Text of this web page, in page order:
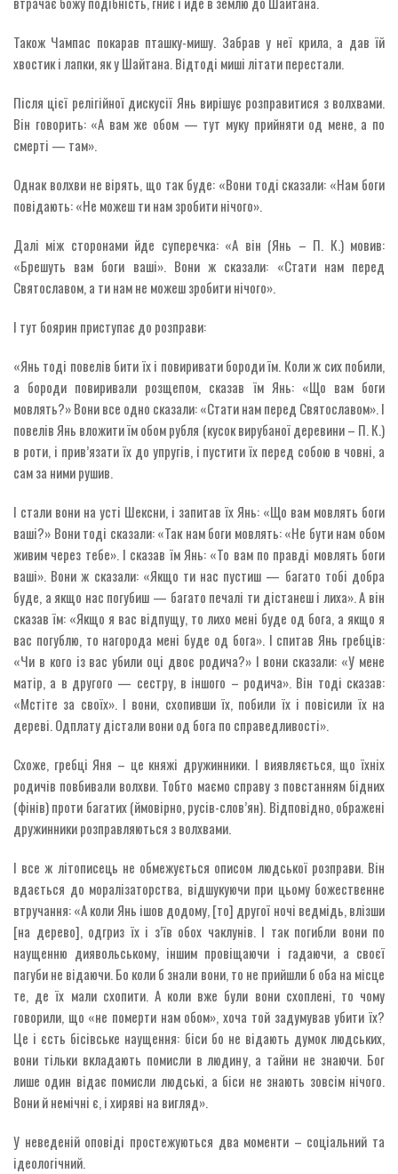
Також Чампас покарав пташку-мишу. Забрав у неї крила, а дав їй
хвостик і лапки, як у Шайтана. Відтоді миші літати перестали.
Після цієї релігійної дискусії Янь вирішує розправитися з волхвами.
Він говорить: «А вам же обом — тут муку прийняти од мене, а по
смерті — там».
Однак волхви не вірять, що так буде: «Вони тоді сказали: «Нам боги
повідають: «Не можеш ти нам зробити нічого».
Далі між сторонами йде суперечка: «А він (Янь – П. К.) мовив:
«Брешуть вам боги ваші». Вони ж сказали: «Стати нам перед
Святославом, а ти нам не можеш зробити нічого».
І тут боярин приступає до розправи:
«Янь тоді повелів бити їх і повиривати бороди їм. Коли ж сих побили,
а бороди повиривали розщепом, сказав їм Янь: «Що вам боги
мовлять?» Вони все одно сказали: «Стати нам перед Святославом». І
повелів Янь вложити їм обом рубля (кусок вирубаної деревини – П. К.)
в роти, і прив’язати їх до упругів, і пустити їх перед собою в човні, а
сам за ними рушив.
І стали вони на усті Шексни, і запитав їх Янь: «Що вам мовлять боги
ваші?» Вони тоді сказали: «Так нам боги мовлять: «Не бути нам обом
живим через тебе». І сказав їм Янь: «То вам по правді мовлять боги
ваші». Вони ж сказали: «Якщо ти нас пустиш — багато тобі добра
буде, а якщо нас погубиш — багато печалі ти дістанеш і лиха». А він
сказав їм: «Якщо я вас відпущу, то лихо мені буде од бога, а якщо я
вас погублю, то нагорода мені буде од бога». І спитав Янь гребців:
«Чи в кого із вас убили оці двоє родича?» І вони сказали: «У мене
матір, а в другого — сестру, в іншого – родича». Він тоді сказав:
«Мстіте за своїх». І вони, схопивши їх, побили їх і повісили їх на
дереві. Одплату дістали вони од бога по справедливості».
Схоже, гребці Яня – це княжі дружинники. І виявляється, що їхніх
родичів повбивали волхви. Тобто маємо справу з повстанням бідних
(фінів) проти багатих (ймовірно, русів-слов’ян). Відповідно, ображені
дружинники розправляються з волхвами.
І все ж літописець не обмежується описом людської розправи. Він
вдається до моралізаторства, відшукуючи при цьому божественне
втручання: «А коли Янь ішов додому, [то] другої ночі ведмідь, влізши
[на дерево], одгриз їх і з’їв обох чаклунів. І так погибли вони по
наущенню диявольському, іншим провіщаючи і гадаючи, а своєї
пагуби не відаючи. Бо коли б знали вони, то не прийшли б оба на місце
те, де їх мали схопити. А коли вже були вони схоплені, то чому
говорили, що «не померти нам обом», хоча той задумував убити їх?
Це і єсть бісівське наущення: біси бо не відають думок людських,
вони тільки вкладають помисли в людину, а тайни не знаючи. Бог
лише один відає помисли людські, а біси не знають зовсім нічого.
Вони й немічні є, і хиряві на вигляд».
У неведеній оповіді простежуються два моменти – соціальний та
ідеологічний.